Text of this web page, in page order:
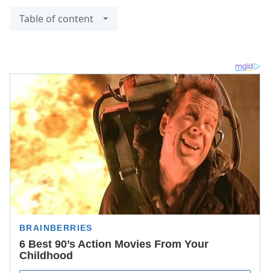
Table of content